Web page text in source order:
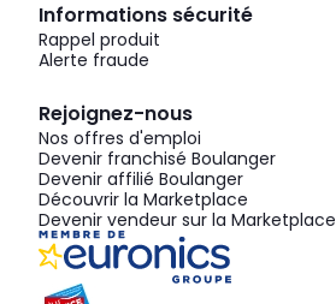
Informations sécurité
Rappel produit
Alerte fraude
Rejoignez-nous
Nos offres d'emploi
Devenir franchisé Boulanger
Devenir affilié Boulanger
Découvrir la Marketplace
Devenir vendeur sur la Marketplace